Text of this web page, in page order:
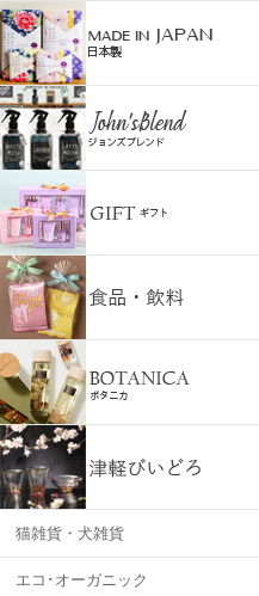
猫雑貨・犬雑貨
エコ･オーガニック